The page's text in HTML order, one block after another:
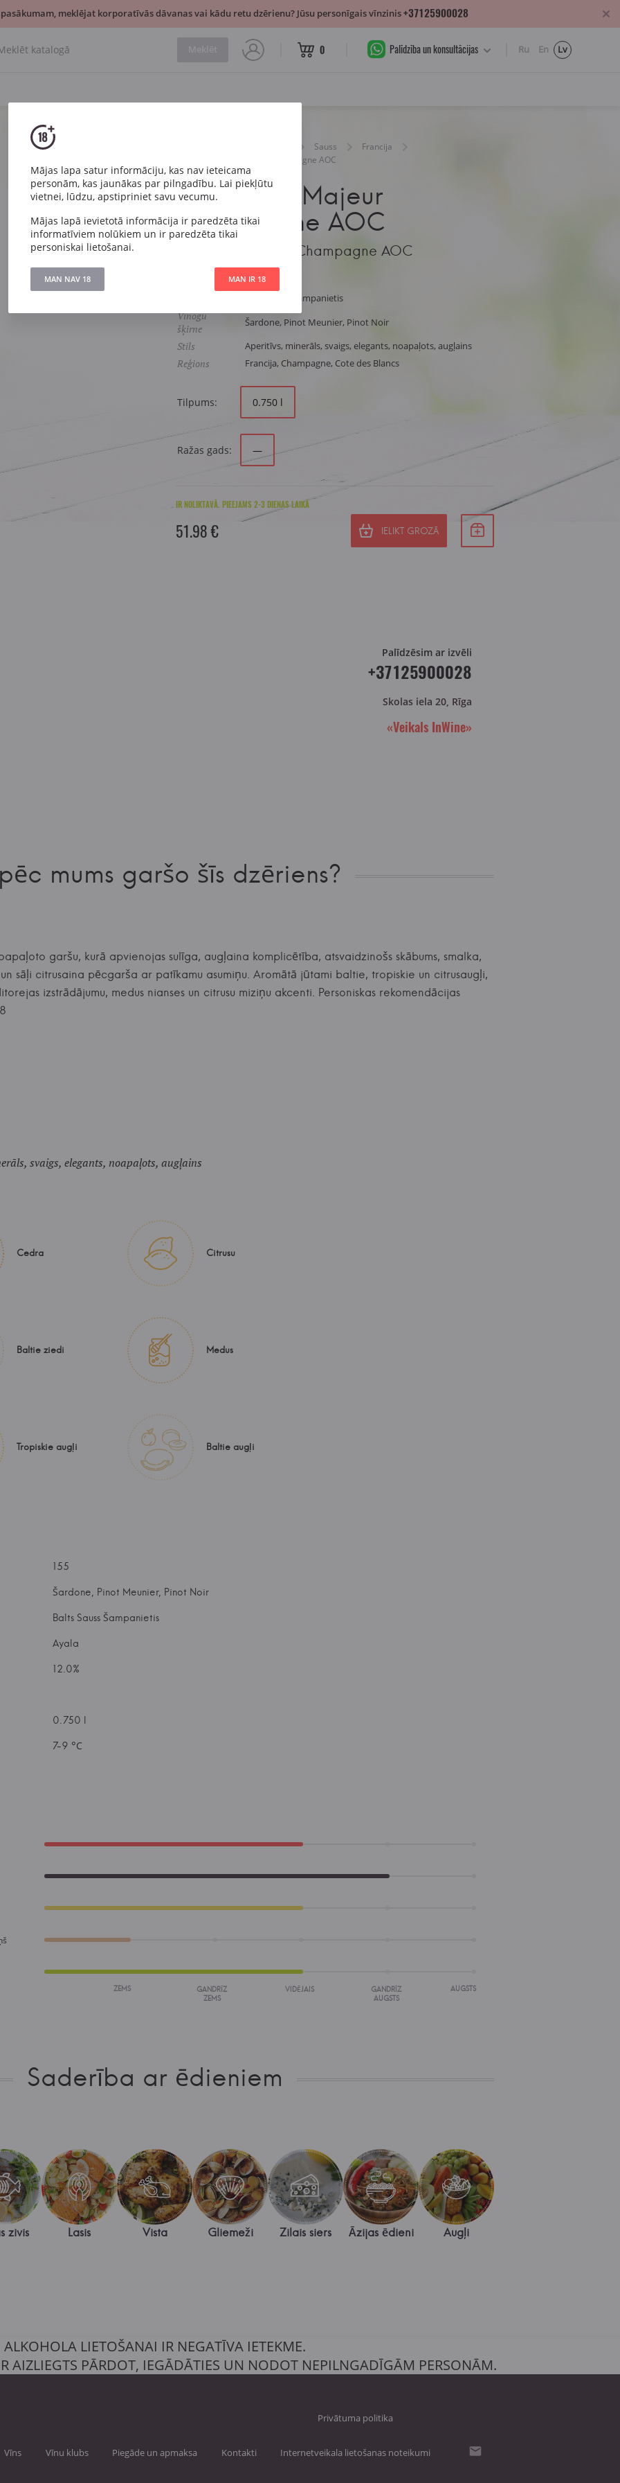
0 Palīdzība un konsultācijas Ru En Lv
Sauss
Francija
Ayala Brut Majeur Champagne AOC
Ayala Brut Majeur
Champagne AOC
Ayala Brut Majeur Champagne AOC
155
Balts Sauss Šampanietis
Vīnogu
šķirne
Šardone, Pinot Meunier, Pinot Noir
Stils Aperitīvs, minerāls, svaigs, elegants, noapaļots, augļains
Reģions Francija, Champagne, Cote des Blancs
Tilpums: 0.750 l
Ražas gads: —
IR NOLIKTAVĀ. PIEEJAMS 2-3 DIENAS LAIKĀ
51.98 € IELIKT GROZĀ
Palīdzēsim ar izvēli
+37125900028
Skolas iela 20, Rīga
«Veikals InWine»
mums garšo šīs dzēriens?
garšu, kurā apvienojas sulīga, augļaina komplicētība, atsvaidzinošs skābums, smalka,
sāļi citrusaina pēcgarša ar patīkamu asumiņu. Aromātā jūtami baltie, tropiskie un citrusaugļi,
izstrādājumu, medus nianses un citrusu miziņu akcenti. Personiskas rekomendācijas
svaigs, elegants, noapaļots, augļains
Cedra Citrusu
Baltie ziedi Medus
Tropiskie augļi Baltie augļi
155
Šardone, Pinot Meunier, Pinot Noir
Balts Sauss Šampanietis
Ayala
12.0%
0.750 l
7-9 °С
ZEMS
GANDRĪZ
ZEMS
VIDĒJAIS
GANDRĪZ
AUGSTS
AUGSTS
Saderība ar ēdieniem
zivis Lasis Vista Gliemeži Zilais siers Āzijas ēdieni Augļi
Mājas lapa satur informāciju, kas nav ieteicama
personām, kas jaunākas par pilngadību. Lai piekļūtu
vietnei, lūdzu, apstipriniet savu vecumu.
Mājas lapā ievietotā informācija ir paredzēta tikai
informatīviem nolūkiem un ir paredzēta tikai
personiskai lietošanai.
MAN NAV 18 MAN IR 18
ALKOHOLA LIETOŠANAI IR NEGATĪVA IETEKME.
AIZLIEGTS PĀRDOT, IEGĀDĀTIES UN NODOT NEPILNGADĪGĀM PERSONĀM.
Vīns Vīnu klubs Piegāde un apmaksa Kontakti
Privātuma politika
Internetveikala lietošanas noteikumi
meklējat korporatīvās dāvanas vai kādu retu dzērienu? Jūsu personīgais vīnzinis+37125900028